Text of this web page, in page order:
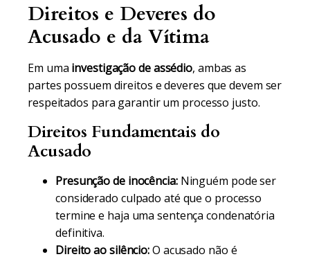
Direitos e Deveres do
Acusado e da Vítima
Em uma investigação de assédio, ambas as
partes possuem direitos e deveres que devem ser
respeitados para garantir um processo justo.
Direitos Fundamentais do
Acusado
Presunção de inocência:Ninguém pode ser
considerado culpado até que o processo
termine e haja uma sentença condenatória
definitiva.
Direito ao silêncio:O acusado não é